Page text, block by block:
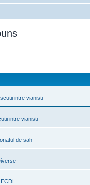
intre vianisti
intre vianisti
de sah
ECDL